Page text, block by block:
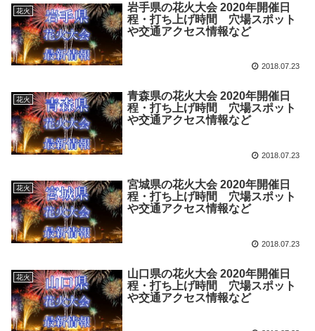
花火
岩手県の花火大会 2020年開催日
程・打ち上げ時間 穴場スポット
や交通アクセス情報など
2018.07.23
花火
青森県の花火大会 2020年開催日
程・打ち上げ時間 穴場スポット
や交通アクセス情報など
2018.07.23
花火
宮城県の花火大会 2020年開催日
程・打ち上げ時間 穴場スポット
や交通アクセス情報など
2018.07.23
花火
山口県の花火大会 2020年開催日
程・打ち上げ時間 穴場スポット
や交通アクセス情報など